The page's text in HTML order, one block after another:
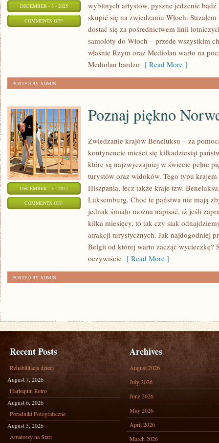
DECEMBER - 3 - 2025
COMMENTS OFFON
wybitnych artystów, pyszne jedzenie
skupić się na zwiedzaniu Włoch.
dostać się za pośrednictwem linii
samoloty do Włoch – przede wszystkim
właśnie Rzym oraz Mediolan warto na
Mediolan bardzo [ Read More ]
POSTED BY ADMIN
DECEMBER - 3 - 2025
COMMENTS OFFON
Poznaj piękno
Zwiedzanie krajów Beneluksu – za
kontynencie mieści się kilkadziesiąt
które są najzwyczajniej w świecie pełne
turystów oraz widoków. Tego typu
Hiszpania, lecz także kraje tzw.
Luksemburg. Choć te państwa nie mają
jednak śmiało można napisać, iż jeśli
kilka miesięcy, to tak czy siak
atrakcji turystycznych. Jak najdogodniej
Belgii od której warto zacząć wycieczkę?
oczywiście [ Read More ]
POSTED BY ADMIN
Recent Posts
Rehabilitacja dzieci
August 7, 2026
Harlequin Retro
August 6, 2026
Poradniki Fotograficzne
August 5, 2026
Amatorzy na Start
Archives
August 2026
July 2026
June 2026
May 2026
April 2026
March 2026